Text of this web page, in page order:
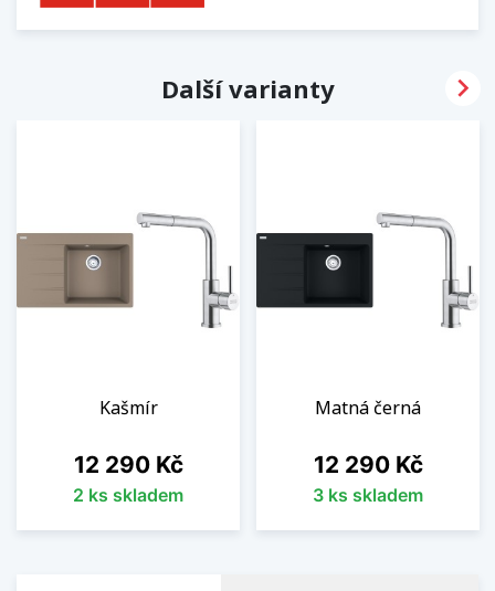
Další varianty
Kašmír
Cena
12 290 Kč
2 ks skladem
Matná černá
Cena
12 290 Kč
3 ks skladem
